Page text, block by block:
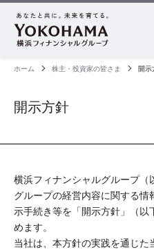
ホーム 株主・投資家の皆さま 開示
開示方針
横浜フィナンシャルグループ（
グループの経営内容に関する
示手続き等を「開示方針」（以
めます。
当社は、本方針の実践を通じた